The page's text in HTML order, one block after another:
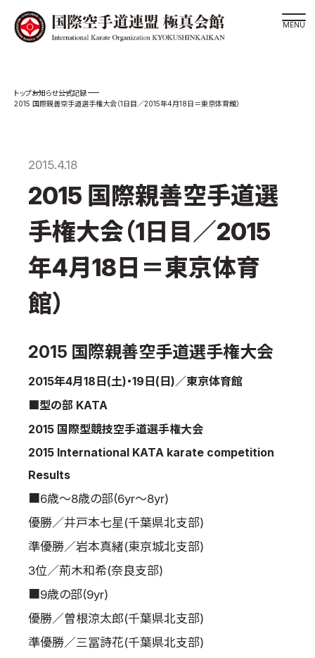
スケジュール
松井章奎館長 紹介
極真の歴史
極真会館のご案内
極真会館の概要
お知らせ
本部からのお知らせ
公式大会
公式記録
入門のご案内
青少年部・保護者の方へ
一般の部・壮年部の方
会員制度
取材のお申し込み
お知らせ公式記録
2015 国際親善空手道選手権大会（1日目／2015年4月18日＝東京体育館）
2015.4.18
2015 国際親善空手道選
手権大会（1日目／2015
年4月18日＝東京体育
館）
2015 国際親善空手道選手権大会
2015年4月18日(土)・19日(日)／東京体育館
■型の部 KATA
2015 国際型競技空手道選手権大会
2015 International KATA karate competition
Results
■6歳～8歳の部(6yr～8yr)
優勝／井戸本七星(千葉県北支部)
準優勝／岩本真緒(東京城北支部)
3位／荊木和希(奈良支部)
■9歳の部(9yr)
優勝／曽根涼太郎(千葉県北支部)
準優勝／三冨詩花(千葉県北支部)